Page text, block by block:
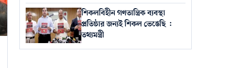
শিকলবিহীন গণতান্ত্রিক ব্যবস্থা
প্রতিষ্ঠার জন্যই শিকল ভেঙেছি :
তথ্যমন্ত্রী